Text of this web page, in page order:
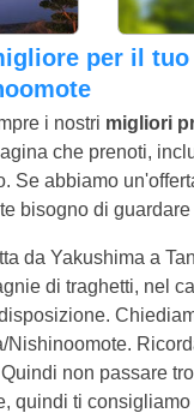
i nostri migliori
che prenoti,
Se abbiamo
bisogno di
da Yakushima a
di traghetti, nel
Nishinoomote.
non passare
quindi ti consigliamo